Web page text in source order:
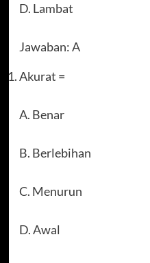
D. Lambat
Jawaban: A
Akurat =
A. Benar
B. Berlebihan
C. Menurun
D. Awal